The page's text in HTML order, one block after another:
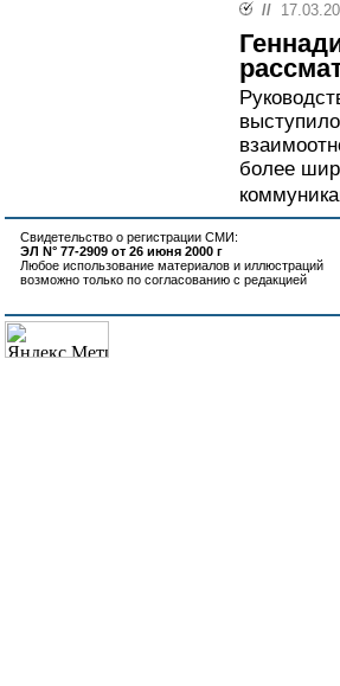
//
более
Свидетельство о регистрации СМИ:
ЭЛ N° 77-2909 от 26 июня 2000 г
Любое использование материалов и иллюстраций
возможно только по согласованию с редакцией